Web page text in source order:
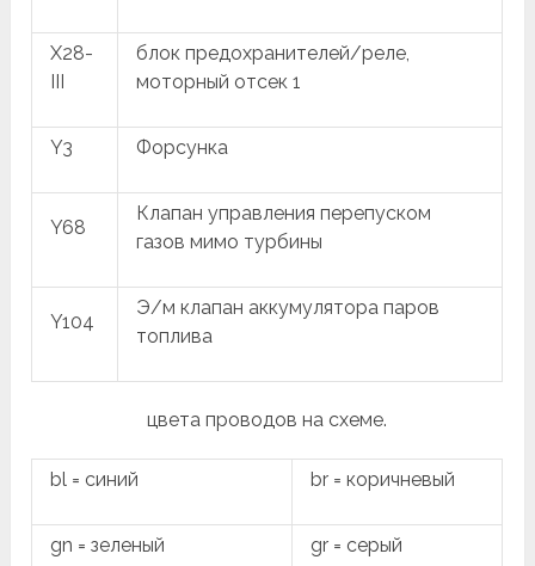
X28-
III
блок предохранителей/реле,
моторный отсек 1
Y3 Форсунка
Y68
Клапан управления перепуском
газов мимо турбины
Y104
Э/м клапан аккумулятора паров
топлива
цвета проводов на схеме.
bl = синий br = коричневый
gn = зеленый gr = серый